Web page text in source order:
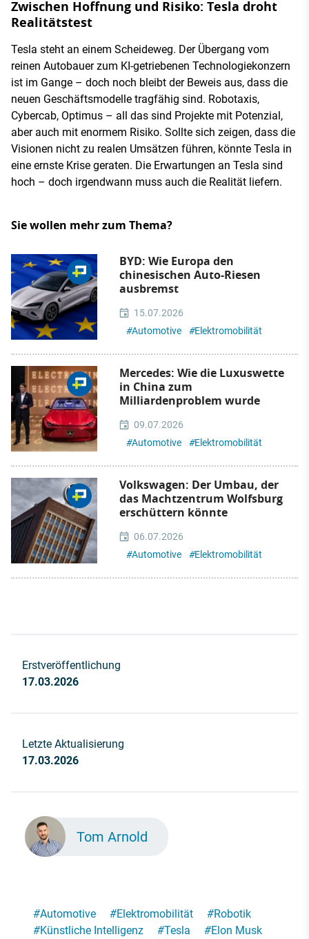
Zwischen Hoffnung und Risiko: Tesla droht
Realitätstest
Tesla steht an einem Scheideweg. Der Übergang vom
reinen Autobauer zum KI-getriebenen Technologiekonzern
ist im Gange – doch noch bleibt der Beweis aus, dass die
neuen Geschäftsmodelle tragfähig sind. Robotaxis,
Cybercab, Optimus – all das sind Projekte mit Potenzial,
aber auch mit enormem Risiko. Sollte sich zeigen, dass die
Visionen nicht zu realen Umsätzen führen, könnte Tesla in
eine ernste Krise geraten. Die Erwartungen an Tesla sind
hoch – doch irgendwann muss auch die Realität liefern.
Sie wollen mehr zum Thema?
BYD: Wie Europa den
chinesischen Auto-Riesen
ausbremst
15.07.2026
#Automotive #Elektromobilität
Mercedes: Wie die Luxuswette
in China zum
Milliardenproblem wurde
09.07.2026
#Automotive #Elektromobilität
Volkswagen: Der Umbau, der
das Machtzentrum Wolfsburg
erschüttern könnte
06.07.2026
#Automotive #Elektromobilität
Erstveröffentlichung
17.03.2026
Letzte Aktualisierung
17.03.2026
Tom Arnold
#Automotive #Elektromobilität #Robotik
#Künstliche Intelligenz #Tesla #Elon Musk